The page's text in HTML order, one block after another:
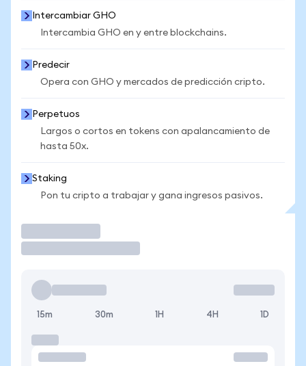
Intercambiar GHO
Intercambia GHO en y entre blockchains.
Predecir
Opera con GHO y mercados de predicción cripto.
Perpetuos
Largos o cortos en tokens con apalancamiento de
hasta 50x.
Staking
Pon tu cripto a trabajar y gana ingresos pasivos.
15m 30m 1H 4H 1D